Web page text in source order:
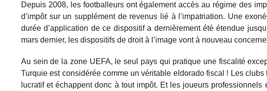
Depuis 2008, les footballeurs ont également accès au régime des
d’impôt sur un supplément de revenus lié à l’impatriation. Une
durée d’application de ce dispositif a dernièrement été étendue
mars dernier, les dispositifs de droit à l’image vont à nouveau
Au sein de la zone UEFA, le seul pays qui pratique une fiscalité
Turquie est considérée comme un véritable eldorado fiscal ! Les
lucratif et échappent donc à tout impôt. Et les joueurs